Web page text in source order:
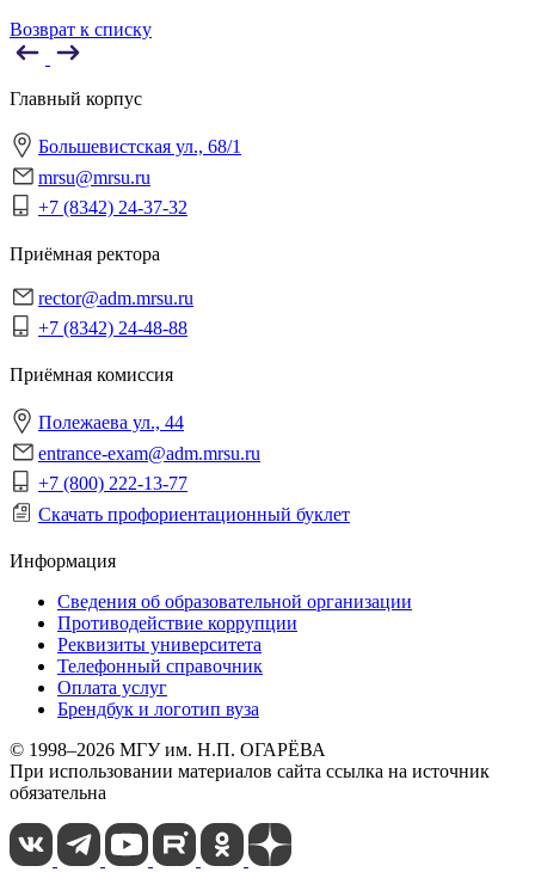
Возврат к списку
Главный корпус
Большевистская ул., 68/1
mrsu@mrsu.ru
+7 (8342) 24-37-32
Приёмная ректора
rector@adm.mrsu.ru
+7 (8342) 24-48-88
Приёмная комиссия
Полежаева ул., 44
entrance-exam@adm.mrsu.ru
+7 (800) 222-13-77
Скачать профориентационный буклет
Информация
Сведения об образовательной организации
Противодействие коррупции
Реквизиты университета
Телефонный справочник
Оплата услуг
Брендбук и логотип вуза
© 1998–2026 МГУ им. Н.П. ОГАРЁВА
При использовании материалов сайта ссылка на источник
обязательна